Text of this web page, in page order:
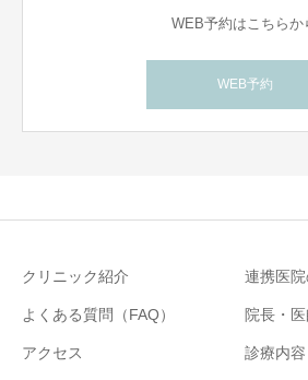
WEB予約はこちらか
WEB予約
クリニック紹介 連携医
よくある質問（FAQ） 院長・
アクセス 診療内容